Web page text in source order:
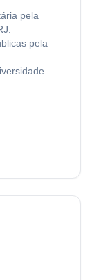
pela
pela